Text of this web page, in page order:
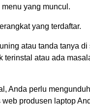
menu yang muncul.
yang terdaftar.
atau tanda tanya di
terinstal atau ada
Anda perlu
produsen laptop